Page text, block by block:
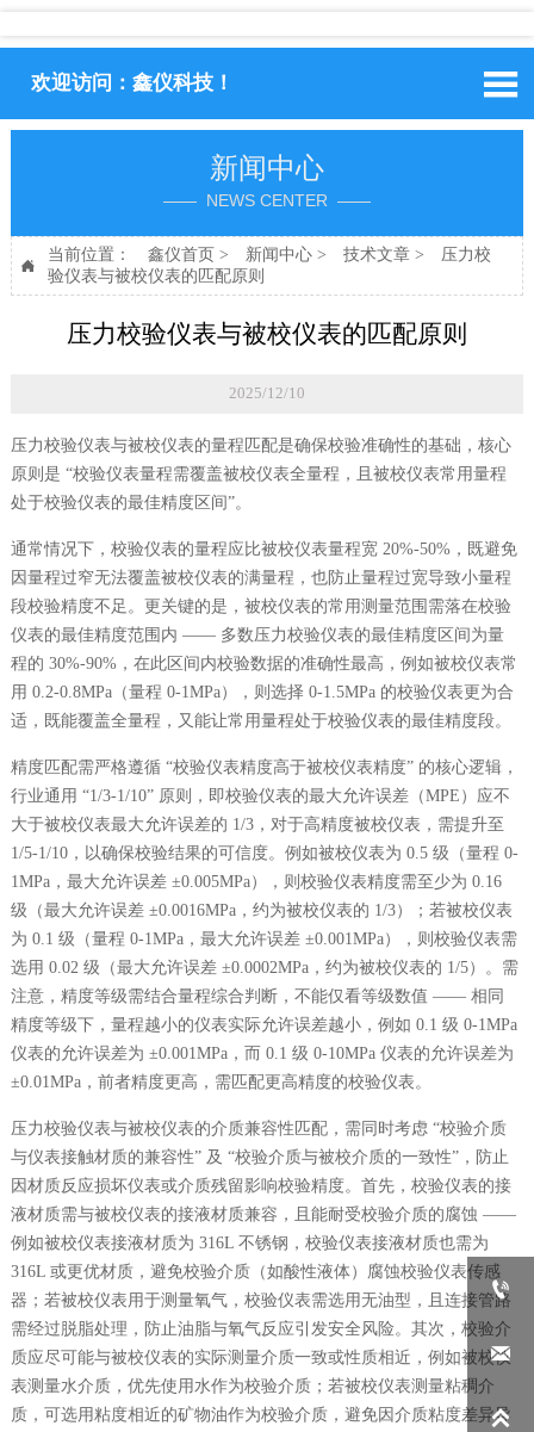
欢迎访问：鑫仪科技！ 
新闻中心
—— NEWS CENTER ——

当前位置： 鑫仪首页 > 新闻中心> 技术文章>
压力校
验仪表与被校仪表的匹配原则
压力校验仪表与被校仪表的匹配原则
2025/12/10
压力校验仪表与被校仪表的量程匹配是确保校验准确性的基础，核心
原则是 “校验仪表量程需覆盖被校仪表全量程，且被校仪表常用量程
处于校验仪表的最佳精度区间”。
通常情况下，校验仪表的量程应比被校仪表量程宽 20%-50%，既避免
因量程过窄无法覆盖被校仪表的满量程 ，也防止量程过宽导致小量程
段校验精度不足 。更关键的是，被校仪表的常用测量范围 需落在校验
仪表的最佳精度范围内 —— 多数压力校验仪表的最佳精度区间为量
程的 30%-90%，在此区间内校验数据的准确性最高，例如被校仪表常
用 0.2-0.8MPa（量程 0-1MPa），则选择 0-1.5MPa 的校验仪表更为合
适，既能覆盖全量程，又能让常用量程处于校验仪表的最佳精度段。
精度匹配需严格遵循 “校验仪表精度高于被校仪表精度” 的核心逻辑，
行业通用 “1/3-1/10” 原则，即校验仪表的最大允许误差（MPE）应不
大于被校仪表最大允许误差的 1/3，对于高精度被校仪表，需提升至
1/5-1/10，以确保校验结果的可信度。例如被校仪表为 0.5 级（量程 0-
1MPa，最大允许误差 ±0.005MPa），则校验仪表精度需至少为 0.16
级（最大允许误差 ±0.0016MPa，约为被校仪表的 1/3）；若被校仪表
为 0.1 级（量程 0-1MPa，最大允许误差 ±0.001MPa），则校验仪表需
选用 0.02 级（最大允许误差 ±0.0002MPa，约为被校仪表的 1/5）。需
注意，精度等级需结合量程综合判断，不能仅看等级数值 —— 相同
精度等级下，量程越小的仪表实际允许误差越小，例如 0.1 级 0-1MPa
仪表的允许误差为 ±0.001MPa，而 0.1 级 0-10MPa 仪表的允许误差为
±0.01MPa，前者精度更高，需匹配更高精度的校验仪表。
压力校验仪表与被校仪表的介质兼容性匹配，需同时考虑 “校验介质
与仪表接触材质的兼容性” 及 “校验介质与被校介质的一致性”，防止
因材质反应损坏仪表或介质残留影响校验精度。首先，校验仪表的接
液材质需与被校仪表的接液材质兼容，且能耐受校验介质的腐蚀 ——
例如被校仪表接液材质为 316L 不锈钢，校验仪表接液材质也需为
316L 或更优材质，避免校验介质（如酸性液体）腐蚀校验仪表传感
器；若被校仪表用于测量氧气，校验仪表需选用无油型，且连接管路
需经过脱脂处理，防止油脂与氧气反应引发安全风险。其次，校验介
质应尽可能与被校仪表的实际测量介质一致或性质相近，例如被校仪
表测量水介质，优先使用水作为校验介质；若被校仪表测量粘稠介
质，可选用粘度相近的矿物油作为校验介质，避免因介质粘度差异导


